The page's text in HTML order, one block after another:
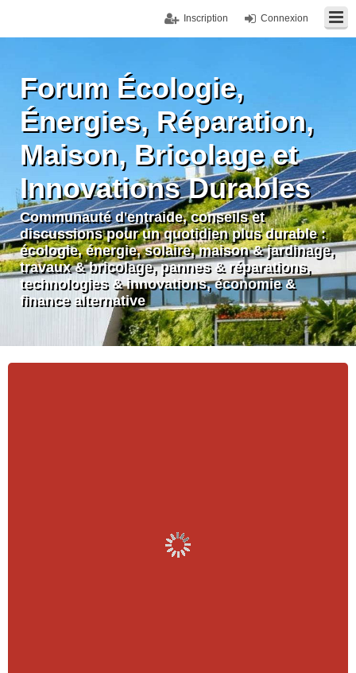
Connexion
Inscription
Forum Écologie,
Énergies, Réparation,
Maison, Bricolage et
Innovations Durables
Communauté d'entraide, conseils et
discussions pour un quotidien plus durable :
écologie, énergie, solaire, maison & jardinage,
travaux & bricolage, pannes & réparations,
technologies & innovations, économie &
finance alternative